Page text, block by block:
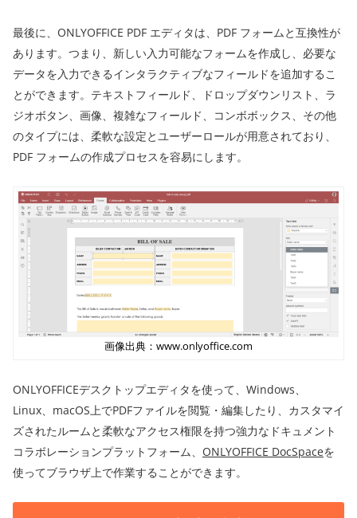
最後に、ONLYOFFICE PDF エディタは、PDF フォームと互換性が
あります。つまり、新しい入力可能なフォームを作成し、必要な
データを入力できるインタラクティブなフィールドを追加するこ
とができます。テキストフィールド、ドロップダウンリスト、ラ
ジオボタン、画像、複雑なフィールド、コンボボックス、その他
のタイプには、柔軟な設定とユーザーロールが用意されており、
PDF フォームの作成プロセスを容易にします。
画像出典：www.onlyoffice.com
ONLYOFFICEデスクトップエディタを使って、Windows、
Linux、macOS上でPDFファイルを閲覧・編集したり、カスタマイ
ズされたルームと柔軟なアクセス権限を持つ強力なドキュメント
コラボレーションプラットフォーム、 ONLYOFFICE DocSpaceを
使ってブラウザ上で作業することができます。